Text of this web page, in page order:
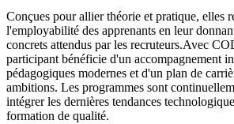
Conçues pour allier théorie et pratique, elles
l'employabilité des apprenants en leur
concrets attendus par les recruteurs.Avec
participant bénéficie d'un accompagnement
pédagogiques modernes et d'un plan de
ambitions. Les programmes sont
intégrer les dernières tendances
formation de qualité.